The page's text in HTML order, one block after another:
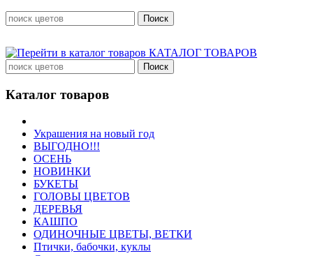
КАТАЛОГ ТОВАРОВ
Каталог товаров
Украшения на новый год
ВЫГОДНО!!!
ОСЕНЬ
НОВИНКИ
БУКЕТЫ
ГОЛОВЫ ЦВЕТОВ
ДЕРЕВЬЯ
КАШПО
ОДИНОЧНЫЕ ЦВЕТЫ, ВЕТКИ
Птички, бабочки, куклы